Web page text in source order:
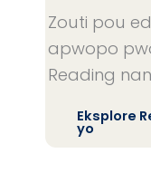
Zouti pou
apwopo
Reading
Eksplore
yo